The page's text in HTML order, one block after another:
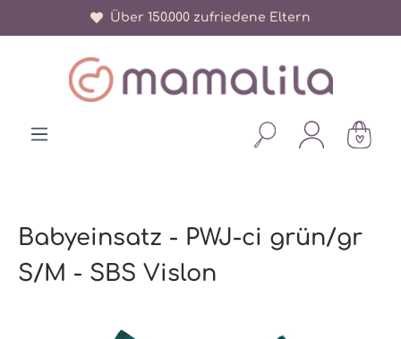
springen Über 150.000 zufriedene Eltern
Babyeinsatz - PWJ-ci grün/gr
S/M - SBS Vislon
Bildergalerie überspringen